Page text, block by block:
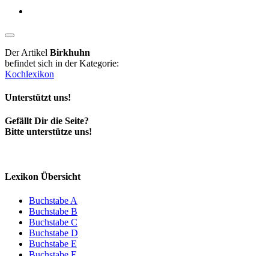
Der Artikel Birkhuhn
befindet sich in der Kategorie:
Kochlexikon
Unterstützt uns!
Gefällt Dir die Seite?
Bitte unterstütze uns!
Lexikon Übersicht
Buchstabe A
Buchstabe B
Buchstabe C
Buchstabe D
Buchstabe E